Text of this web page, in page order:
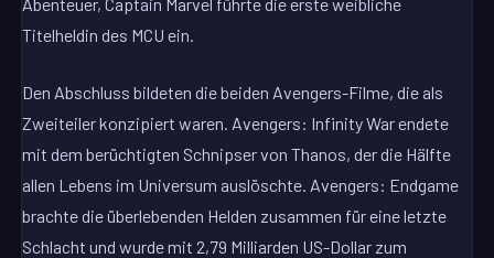
Titelheldin des MCU ein.
Den Abschluss bildeten die beiden Avengers-Filme, die als
Zweiteiler konzipiert waren. Avengers: Infinity War endete
mit dem berüchtigten Schnipser von Thanos, der die Hälfte
allen Lebens im Universum auslöschte. Avengers: Endgame
brachte die überlebenden Helden zusammen für eine letzte
Schlacht und wurde mit 2,79 Milliarden US-Dollar zum